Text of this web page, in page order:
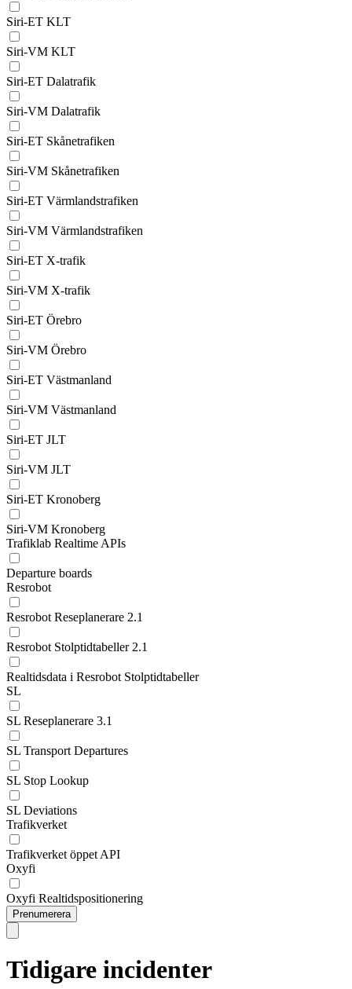
Siri-ET KLT
Siri-VM KLT
Siri-ET Dalatrafik
Siri-VM Dalatrafik
Siri-ET Skånetrafiken
Siri-VM Skånetrafiken
Siri-ET Värmlandstrafiken
Siri-VM Värmlandstrafiken
Siri-ET X-trafik
Siri-VM X-trafik
Siri-ET Örebro
Siri-VM Örebro
Siri-ET Västmanland
Siri-VM Västmanland
Siri-ET JLT
Siri-VM JLT
Siri-ET Kronoberg
Siri-VM Kronoberg
Trafiklab Realtime APIs
Departure boards
Resrobot
Resrobot Reseplanerare 2.1
Resrobot Stolptidtabeller 2.1
Realtidsdata i Resrobot Stolptidtabeller
SL
SL Reseplanerare 3.1
SL Transport Departures
SL Stop Lookup
SL Deviations
Trafikverket
Trafikverket öppet API
Oxyfi
Oxyfi Realtidspositionering
Prenumerera
Tidigare incidenter